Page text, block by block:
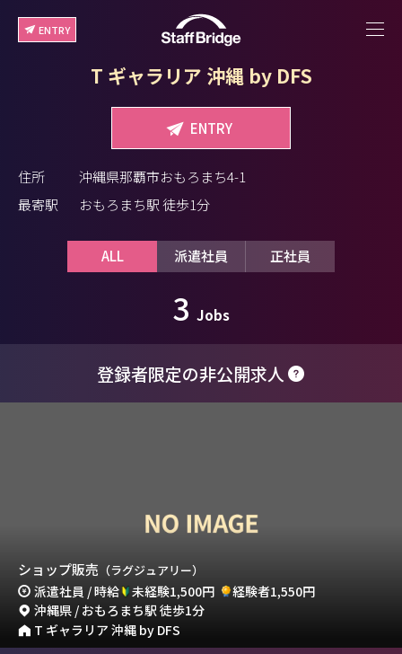
ENTRY
T ギャラリア 沖縄 by DFS
ENTRY
住所
沖縄県那覇市おもろまち4-1
最寄駅
おもろまち駅 徒歩1分
ALL 派遣社員 正社員
3 Jobs
登録者限定の非公開求人
ショップ販売 （ラグジュアリー）
派遣社員 / 時給 未経験1,500円
経験者1,550円
沖縄県 / おもろまち駅 徒歩1分
T ギャラリア 沖縄 by DFS